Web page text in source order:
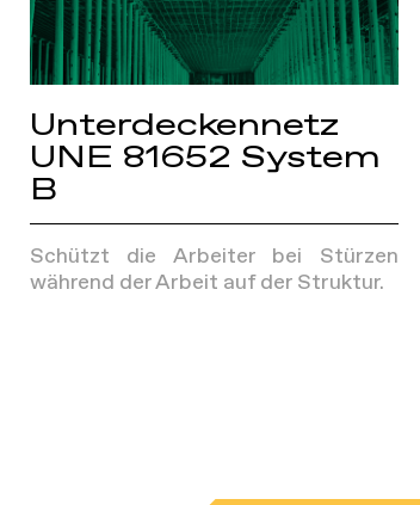
Unterdeckennetz
UNE 81652 System
B
Schützt die Arbeiter bei Stürzen
während der Arbeit auf der Struktur.